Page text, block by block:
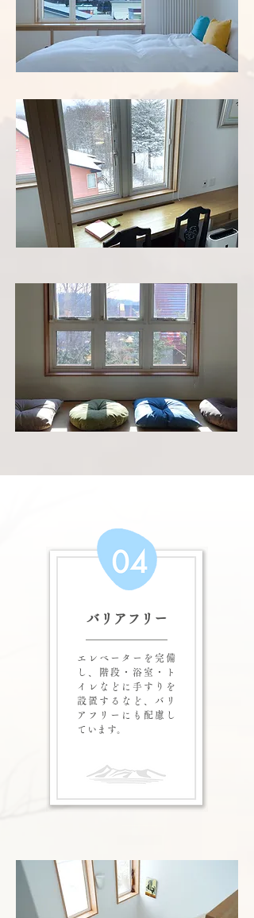
バリアフリー
エレベーターを完備
し、階段・浴室・ト
イレなどに手すりを
設置するなど、バリ
アフリーにも配慮し
ています。